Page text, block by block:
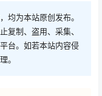
均为本站原创发布。
复制、盗用、采集、
台。如若本站内容侵
。